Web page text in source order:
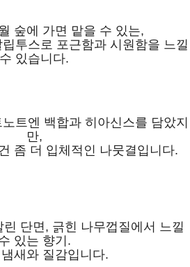
숲에 가면 맡을 수 있는,
투스로 포근함과 시원함을 느낄
수 있습니다.
트엔 백합과 히아신스를 담았지
만,
좀 더 입체적인 나뭇결입니다.
단면, 긁힌 나무껍질에서 느낄
있는 향기.
새와 질감입니다.